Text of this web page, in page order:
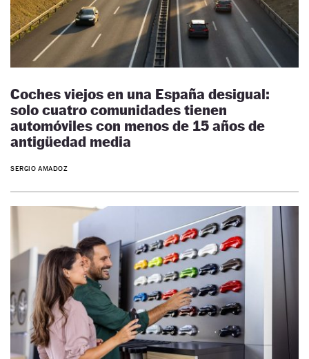
Coches viejos en una España desigual:
solo cuatro comunidades tienen
automóviles con menos de 15 años de
antigüedad media
SERGIO AMADOZ